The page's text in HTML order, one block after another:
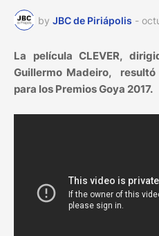
by JBC de Piriápolis -
La película CLEVER,
Guillermo Madeiro,
para los Premios Goya 2017.